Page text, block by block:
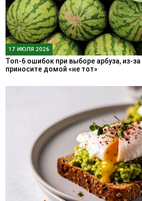
17 ИЮЛЯ 2026
Топ-6 ошибок при выборе арбуза, из-
приносите домой «не тот»